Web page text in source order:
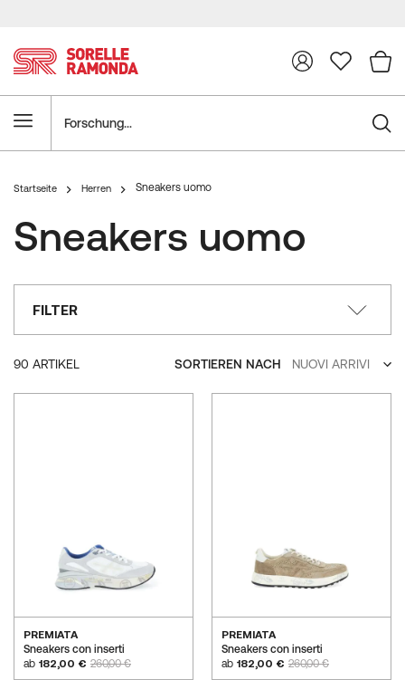
Forschung
Startseite Herren Sneakers uomo
Sneakers uomo
90 ARTIKEL SORTIEREN NACH
PREMIATA
Sneakers con inserti
ab 182,00 € 260,00 €
PREMIATA
Sneakers con inserti
ab 182,00 € 260,00 €
FILTER